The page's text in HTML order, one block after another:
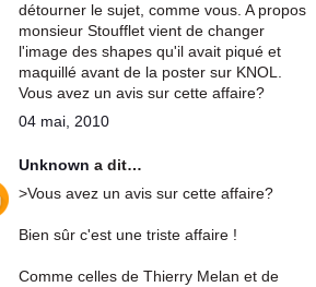
détourner le sujet, comme vous. A propos
monsieur Stoufflet vient de changer
l'image des shapes qu'il avait piqué et
maquillé avant de la poster sur KNOL.
Vous avez un avis sur cette affaire?
04 mai, 2010
Unknown a dit…
>Vous avez un avis sur cette affaire?
Bien sûr c'est une triste affaire !
Comme celles de Thierry Melan et de